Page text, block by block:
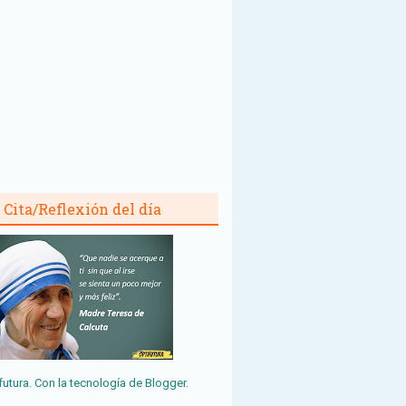
Cita/Reflexión del día
Con la tecnología de Blogger.